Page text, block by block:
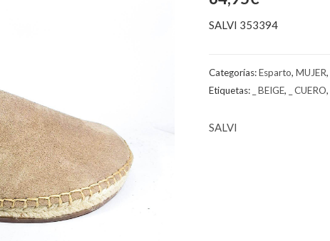
SALVI 353394
Categorías:Esparto, MUJER,
Etiquetas:
_ BEIGE, _ CUERO,
SALVI